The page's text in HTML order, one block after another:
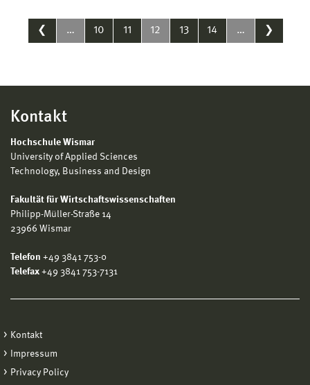
❮ … 10 11 12 13 14 … ❯
Kontakt
Hochschule Wismar
University of Applied Sciences
Technology, Business and Design
Fakultät für Wirtschaftswissenschaften
Philipp-Müller-Straße 14
23966 Wismar
Telefon +49 3841 753-0
Telefax +49 3841 753-7131
Kontakt
Impressum
Privacy Policy